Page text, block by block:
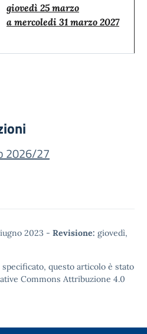
giovedì 25 marzo
a mercoledi 31 marzo 2027
2026/27
2023 - Revisione: giovedì,
questo articolo è stato
Commons Attribuzione 4.0